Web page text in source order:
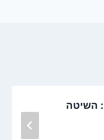
השיטה